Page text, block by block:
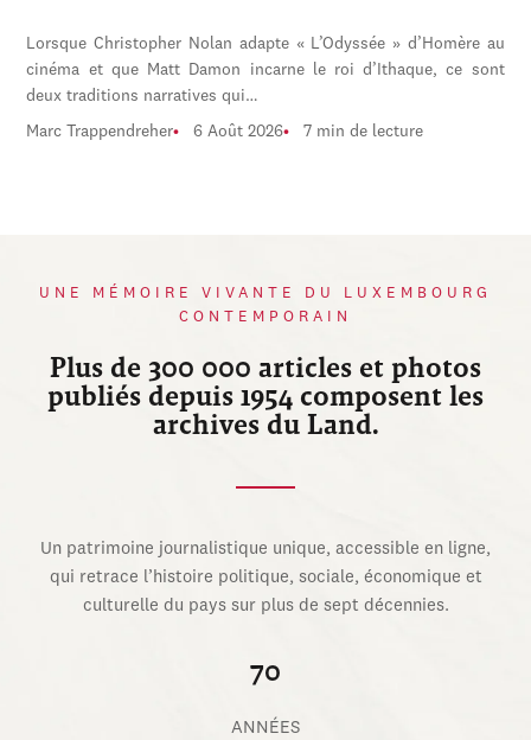
Lorsque Christopher Nolan adapte « L’Odyssée » d’Homère au
cinéma et que Matt Damon incarne le roi d’Ithaque, ce sont
deux traditions narratives qui…
Marc Trappendreher 6 Août 2026 7 min de lecture
UNE MÉMOIRE VIVANTE DU LUXEMBOURG
CONTEMPORAIN
Plus de 300 000 articles et photos
publiés depuis 1954 composent les
archives du Land.
Un patrimoine journalistique unique, accessible en ligne,
qui retrace l’histoire politique, sociale, économique et
culturelle du pays sur plus de sept décennies.
70
ANNÉES